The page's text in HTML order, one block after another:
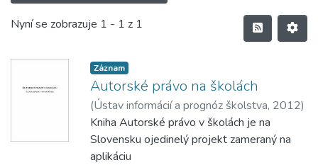
Nyní se zobrazuje 1 - 1 z 1
Záznam
Autorské právo na školách
(Ústav informácií a prognóz školstva, 2012)
Adamová, Zuzana;Škreko, Anton
Kniha Autorské právo v školách je na
Slovensku ojedinelý projekt zameraný na
aplikáciu